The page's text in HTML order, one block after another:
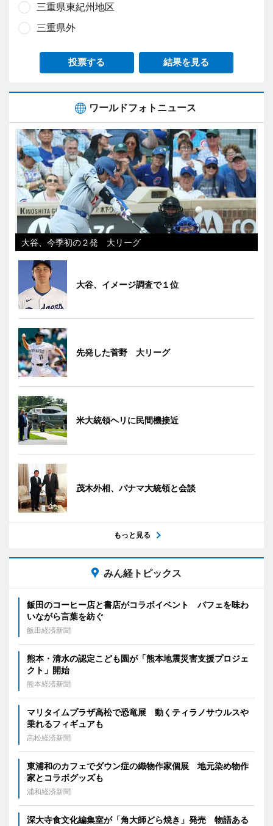
三重県東紀州地区
三重県外
投票する 結果を見る
ワールドフォトニュース
大谷、今季初の２発 大リーグ
大谷、イメージ調査で１位
先発した菅野 大リーグ
米大統領ヘリに民間機接近
茂木外相、パナマ大統領と会談
もっと見る
みん経トピックス
飯田のコーヒー店と書店がコラボイベント パフェを味わ
いながら言葉を紡ぐ
飯田経済新聞
熊本・清水の認定こども園が「熊本地震災害支援プロジェ
クト」開始
熊本経済新聞
マリタイムプラザ高松で恐竜展 動くティラノサウルスや
乗れるフィギュアも
高松経済新聞
東浦和のカフェでダウン症の織物作家個展 地元染め物作
家とコラボグッズも
浦和経済新聞
深大寺食文化編集室が「角大師どら焼き」発売 物語ある